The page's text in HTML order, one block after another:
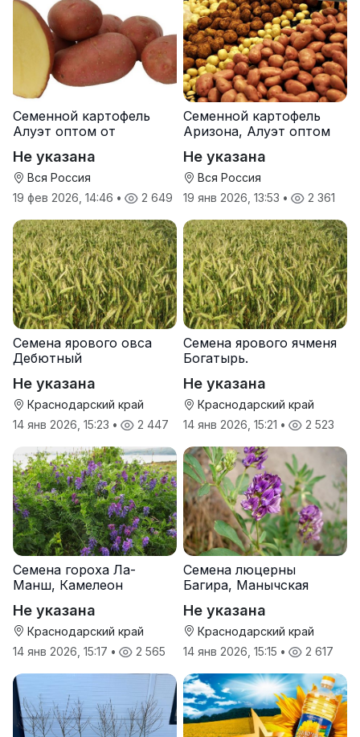
Семенной картофель
Алуэт оптом от
Не указана
Вся Россия
19 фев 2026, 14:46 • 2 649
Семенной картофель
Аризона, Алуэт оптом
Не указана
Вся Россия
19 янв 2026, 13:53 • 2 361
Семена ярового овса
Дебютный
Не указана
Краснодарский край
14 янв 2026, 15:23 • 2 447
Семена ярового ячменя
Богатырь.
Не указана
Краснодарский край
14 янв 2026, 15:21 • 2 523
Семена гороха Ла-
Манш, Камелеон
Не указана
Краснодарский край
14 янв 2026, 15:17 • 2 565
Семена люцерны
Багира, Манычская
Не указана
Краснодарский край
14 янв 2026, 15:15 • 2 617